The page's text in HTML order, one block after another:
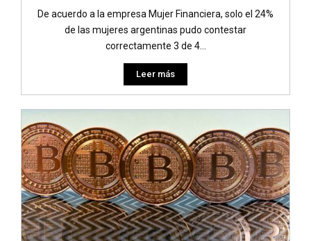
De acuerdo a la empresa Mujer Financiera, solo el 24%
de las mujeres argentinas pudo contestar
correctamente 3 de 4...
Leer más